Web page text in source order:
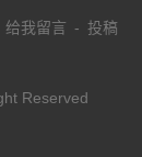
给我留言 - 投稿
Reserved